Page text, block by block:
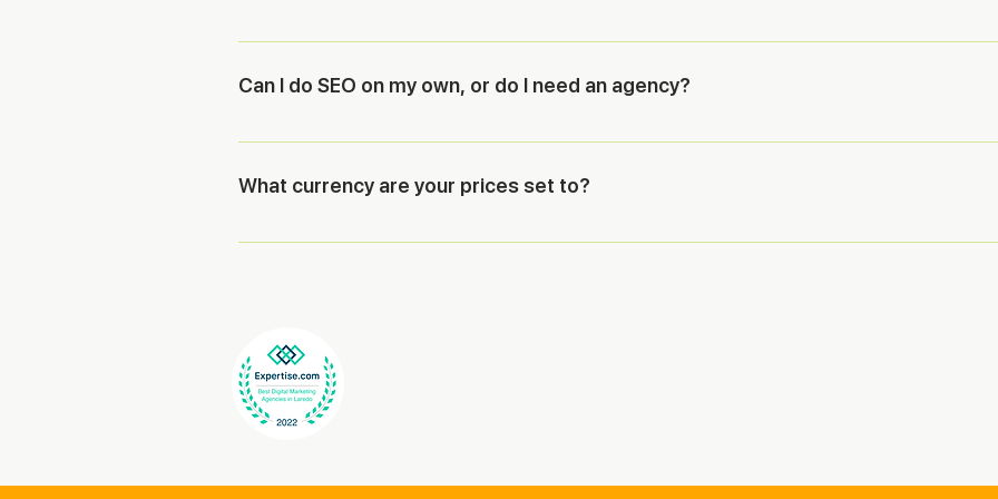
Any business with an online presence can benefit from SEO. We work with e-commerce stores, B2B
Can I do SEO on my own, or do I need an agency?
While you can implement some basic SEO strategies, advanced SEO requires technical knowledge,
brand. So it is advisable that you get professional help.
What currency are your prices set to?
Our prices are expressed in US dollars currency.